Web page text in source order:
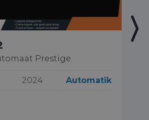
Prestige
2024 Automatik